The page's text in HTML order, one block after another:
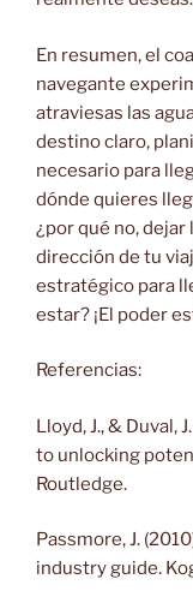
En resumen, el
navegante
atraviesas las
destino claro,
necesario para
dónde quieres
¿por qué no, dejar
dirección de tu
estratégico para
estar? ¡El poder
Referencias:
Lloyd, J., & Duval,
to unlocking
Routledge.
Passmore, J.
industry guide.